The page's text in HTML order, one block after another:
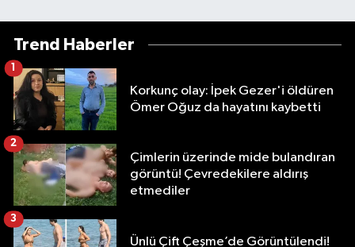
Trend Haberler
Korkunç olay: İpek Gezer'i öldüren
Ömer Oğuz da hayatını kaybetti
1
Çimlerin üzerinde mide bulandıran
görüntü! Çevredekilere aldırış
etmediler
2
Ünlü Çift Çeşme’de Görüntülendi!
3